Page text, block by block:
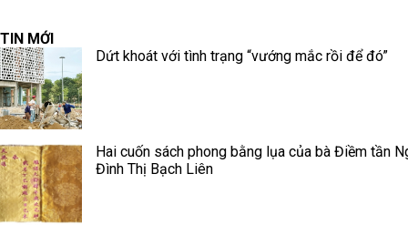
TIN MỚI
Dứt khoát với tình trạng “vướng mắc rồi để đó”
Hai cuốn sách phong bằng lụa của bà Điềm tần
Đình Thị Bạch Liên